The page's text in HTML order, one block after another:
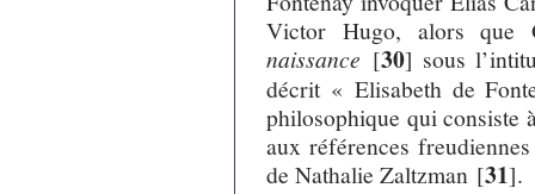
Victor Hugo, alors que
naissance [30] sous
décrit « Elisabeth de
philosophique qui consiste
aux références
de Nathalie Zaltzman [31].